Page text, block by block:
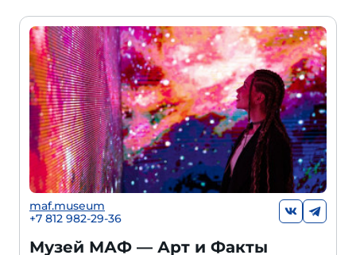
maf.museum
+7 812 982-29-36
Музей МАФ — Арт и Факты